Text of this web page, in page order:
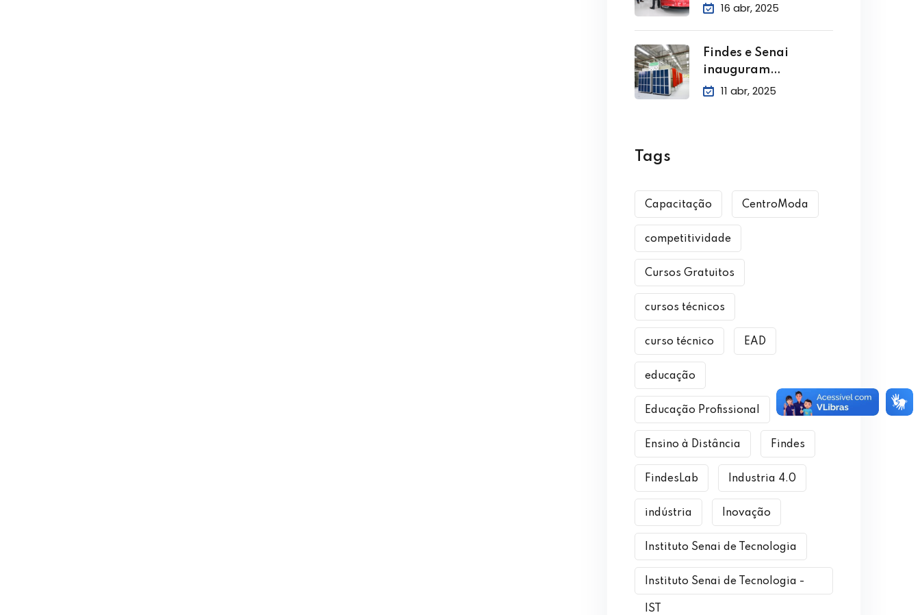
16 abr, 2025
Findes e Senai
inauguram
Laboratório de Solda
11 abr, 2025
Tags
Capacitação CentroModa
competitividade
Cursos Gratuitos
cursos técnicos
curso técnico EAD
educação
Educação Profissional
Ensino à Distância Findes
FindesLab Industria 4.0
indústria Inovação
Instituto Senai de Tecnologia
Instituto Senai de Tecnologia -
IST